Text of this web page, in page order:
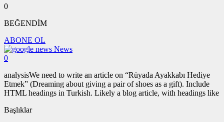
0
BEĞENDİM
ABONE OL
News
0
analysisWe need to write an article on “Rüyada Ayakkabı Hediye
Etmek” (Dreaming about giving a pair of shoes as a gift). Include
HTML headings in Turkish. Likely a blog article, with headings like
Başlıklar